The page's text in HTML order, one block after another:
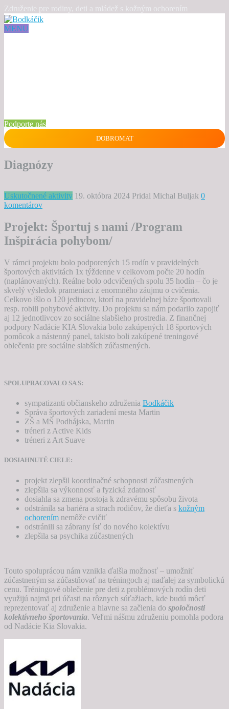
Združenie pre rodiny, deti a mládež s kožným ochorením
MENU
Podporte nás
DOBROMAT
Diagnózy
Uskutočnené aktivity 19. októbra 2024 Pridal Michal Buljak 0
komentárov
Projekt: Športuj s nami /Program
Inšpirácia pohybom/
V rámci projektu bolo podporených 15 rodín v pravidelných
športových aktivitách 1x týždenne v celkovom počte 20 hodín
(naplánovaných). Reálne bolo odcvičených spolu 35 hodín – čo je
skvelý výsledok prameniaci z enormného záujmu o cvičenia.
Celkovo išlo o 120 jedincov, ktorí na pravidelnej báze športovali
resp. robili pohybové aktivity. Do projektu sa nám podarilo zapojiť
aj 12 jednotlivcov zo sociálne slabšieho prostredia. Z finančnej
podpory Nadácie KIA Slovakia bolo zakúpených 18 športových
pomôcok a nástenný panel, takisto boli zakúpené treningové
oblečenia pre sociálne slabších zúčastnených.
SPOLUPRACOVALO SA S:
sympatizanti občianskeho združenia Bodkáčik
Správa športových zariadení mesta Martin
ZŠ a MŠ Podhájska, Martin
tréneri z Active Kids
tréneri z Art Suave
DOSIAHNUTÉ CIELE:
projekt zlepšil koordinačné schopnosti zúčastnených
zlepšila sa výkonnosť a fyzická zdatnosť
dosiahla sa zmena postoja k zdravému spôsobu života
odstránila sa bariéra a strach rodičov, že dieťa s kožným
ochorením nemôže cvičiť
odstránili sa zábrany ísť do nového kolektívu
zlepšila sa psychika zúčastnených
Touto spoluprácou nám vznikla ďalšia možnosť – umožniť
zúčastneným sa zúčastňovať na tréningoch aj naďalej za symbolickú
cenu. Tréningové oblečenie pre deti z problémových rodín deti
využijú najmä pri účasti na rôznych súťažiach, kde budú môcť
reprezentovať aj združenie a hlavne sa začlenia do spoločnosti
kolektívneho športovania. Veľmi nášmu združeniu pomohla podora
od Nadácie Kia Slovakia.